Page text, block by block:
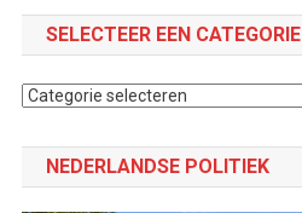
SELECTEER EEN CATEGORIE
Selecteer
categorie
NEDERLANDSE POLITIEK